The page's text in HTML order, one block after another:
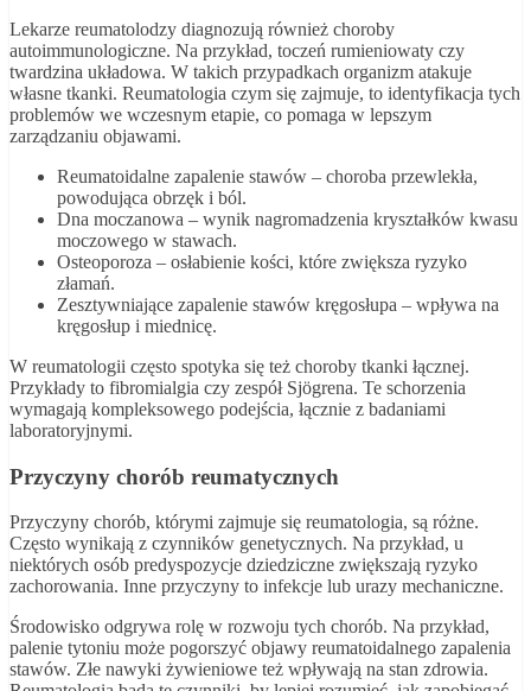
Lekarze reumatolodzy diagnozują również choroby
autoimmunologiczne. Na przykład, toczeń rumieniowaty czy
twardzina układowa. W takich przypadkach organizm atakuje
własne tkanki. Reumatologia czym się zajmuje, to identyfikacja tych
problemów we wczesnym etapie, co pomaga w lepszym
zarządzaniu objawami.
Reumatoidalne zapalenie stawów – choroba przewlekła,
powodująca obrzęk i ból.
Dna moczanowa – wynik nagromadzenia kryształków kwasu
moczowego w stawach.
Osteoporoza – osłabienie kości, które zwiększa ryzyko
złamań.
Zesztywniające zapalenie stawów kręgosłupa – wpływa na
kręgosłup i miednicę.
W reumatologii często spotyka się też choroby tkanki łącznej.
Przykłady to fibromialgia czy zespół Sjögrena. Te schorzenia
wymagają kompleksowego podejścia, łącznie z badaniami
laboratoryjnymi.
Przyczyny chorób reumatycznych
Przyczyny chorób, którymi zajmuje się reumatologia, są różne.
Często wynikają z czynników genetycznych. Na przykład, u
niektórych osób predyspozycje dziedziczne zwiększają ryzyko
zachorowania. Inne przyczyny to infekcje lub urazy mechaniczne.
Środowisko odgrywa rolę w rozwoju tych chorób. Na przykład,
palenie tytoniu może pogorszyć objawy reumatoidalnego zapalenia
stawów. Złe nawyki żywieniowe też wpływają na stan zdrowia.